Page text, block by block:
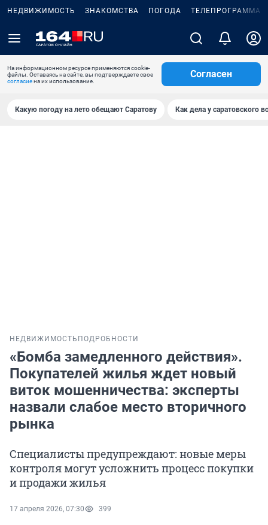
НЕДВИЖИМОСТЬ ЗНАКОМСТВА ПОГОДА ТЕЛЕПРОГРАММА
На информационном ресурсе применяются cookie-
файлы. Оставаясь на сайте, вы подтверждаете свое
согласиена их использование.
Согласен
Какую погоду на лето обещают Саратову Как дела у саратовского
НЕДВИЖИМОСТЬ ПОДРОБНОСТИ
«Бомба замедленного действия».
Покупателей жилья ждет новый
виток мошенничества: эксперты
назвали слабое место вторичного
рынка
Специалисты предупреждают: новые меры
контроля могут усложнить процесс покупки
и продажи жилья
17 апреля 2026, 07:30 399